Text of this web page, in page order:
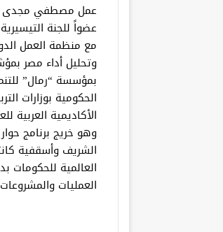
عمل مصطفي مجدى
عضواً للجنة
مع منظمة العمل
وتحليل أداء مصر
بمؤسسة “رمال”
الحكومية بوزارات
الأكاديمية العربية
وهو خريج برنامج
الشريف وأسقفية
العمليات